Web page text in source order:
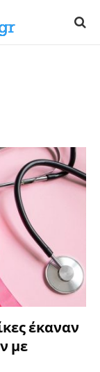
έκαναν
με